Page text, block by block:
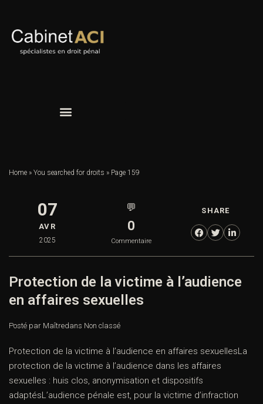
Home » You searched for droits » Page 159
07
AVR
2025
💬
0
Commentaire
SHARE
Protection de la victime à l’audience
en affaires sexuelles
Posté par Maîtredans Non classé
Protection de la victime à l’audience en affaires sexuellesLa
protection de la victime à l’audience dans les affaires
sexuelles : huis clos, anonymisation et dispositifs
adaptésL’audience pénale est, pour la victime d’infraction